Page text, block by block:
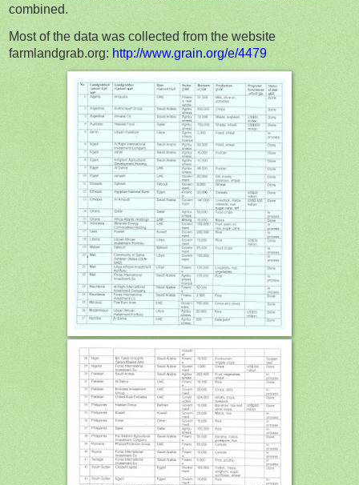
combined.
Most of the data was collected from the website
farmlandgrab.org: http://www.grain.org/e/4479